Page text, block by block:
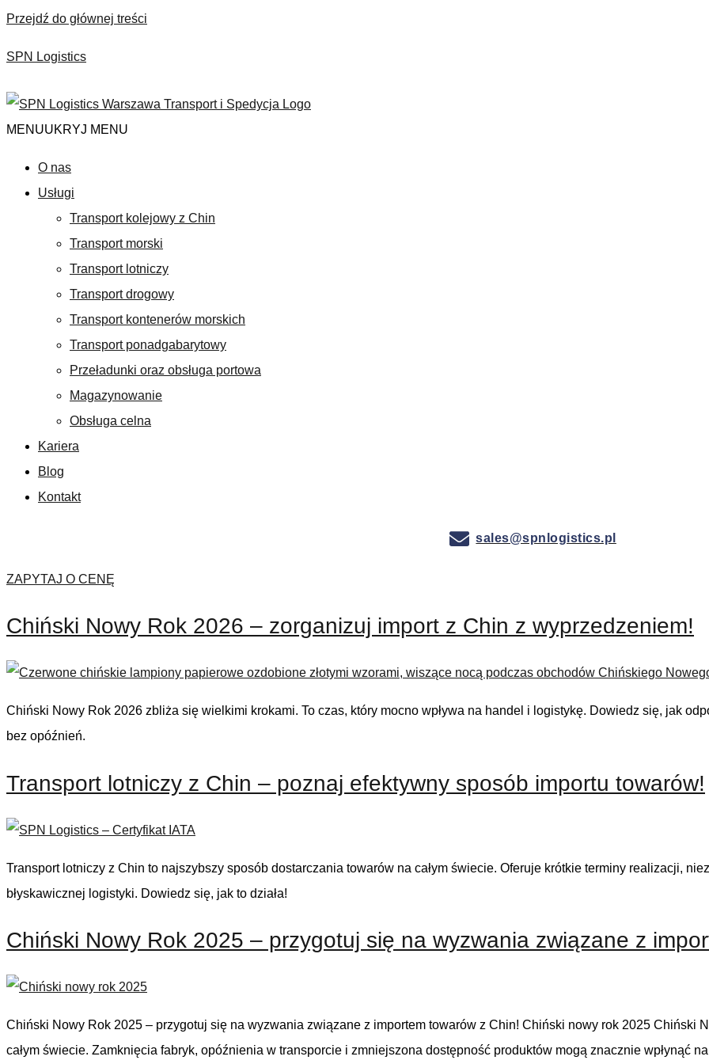
Przejdź do głównej treści
SPN Logistics
MENUUKRYJ MENU
O nas
Usługi
Transport kolejowy z Chin
Transport morski
Transport lotniczy
Transport drogowy
Transport kontenerów morskich
Transport ponadgabarytowy
Przeładunki oraz obsługa portowa
Magazynowanie
Obsługa celna
Kariera
Blog
Kontakt
sales@spnlogistics.pl
ZAPYTAJ O CENĘ
Chiński Nowy Rok 2026 – zorganizuj import z Chin z wyprzedzeniem!
Chiński Nowy Rok 2026 zbliża się wielkimi krokami. To czas, który mocno wpływa na handel i logistykę. Dowiedz się, jak
bez opóźnień.
Transport lotniczy z Chin – poznaj efektywny sposób importu towarów!
Transport lotniczy z Chin to najszybszy sposób dostarczania towarów na całym świecie. Oferuje krótkie terminy realizacji,
błyskawicznej logistyki. Dowiedz się, jak to działa!
Chiński Nowy Rok 2025 – przygotuj się na wyzwania związane z
Chiński Nowy Rok 2025 – przygotuj się na wyzwania związane z importem towarów z Chin! Chiński nowy rok 2025 Chiński
całym świecie. Zamknięcia fabryk, opóźnienia w transporcie i zmniejszona dostępność produktów mogą znacznie wpłynąć
Te pliki cookie
nie są
do
funkcjonowania
strony
internetowej.
Statystyka
Abyśmy mogli
funkcjonalność
internetowej,
tego, jak jest
Aby nasza strona
internetowa
najlepiej podczas
Jeśli odrzucisz te